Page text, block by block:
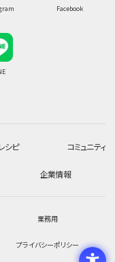
Facebook
レシピ コミュニティ
企業情報
業務用
プライバシーポリシー